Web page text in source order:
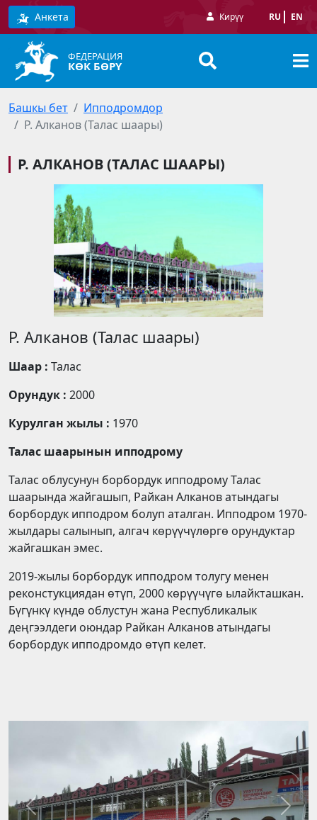
Анкета Кирүү RU EN
ФЕДЕРАЦИЯ
КӨК БӨРҮ
Башкы бет
Ипподромдор
Р. Алканов (Талас шаары)
Р. АЛКАНОВ (ТАЛАС ШААРЫ)
Р. Алканов (Талас шаары)
Шаар : Талас
Орундук : 2000
Курулган жылы : 1970
Талас шаарынын ипподрому
Талас облусунун борбордук ипподрому Талас
шаарында жайгашып, Райкан Алканов атындагы
борбордук ипподром болуп аталган. Ипподром 1970-
жылдары салынып, алгач көрүүчүлөргө орундуктар
жайгашкан эмес.
2019-жылы борбордук ипподром толугу менен
реконстукциядан өтүп, 2000 көрүүчүгө ылайкташкан.
Бүгүнкү күндө облустун жана Республикалык
деңгээлдеги оюндар Райкан Алканов атындагы
борбордук ипподромдо өтүп келет.